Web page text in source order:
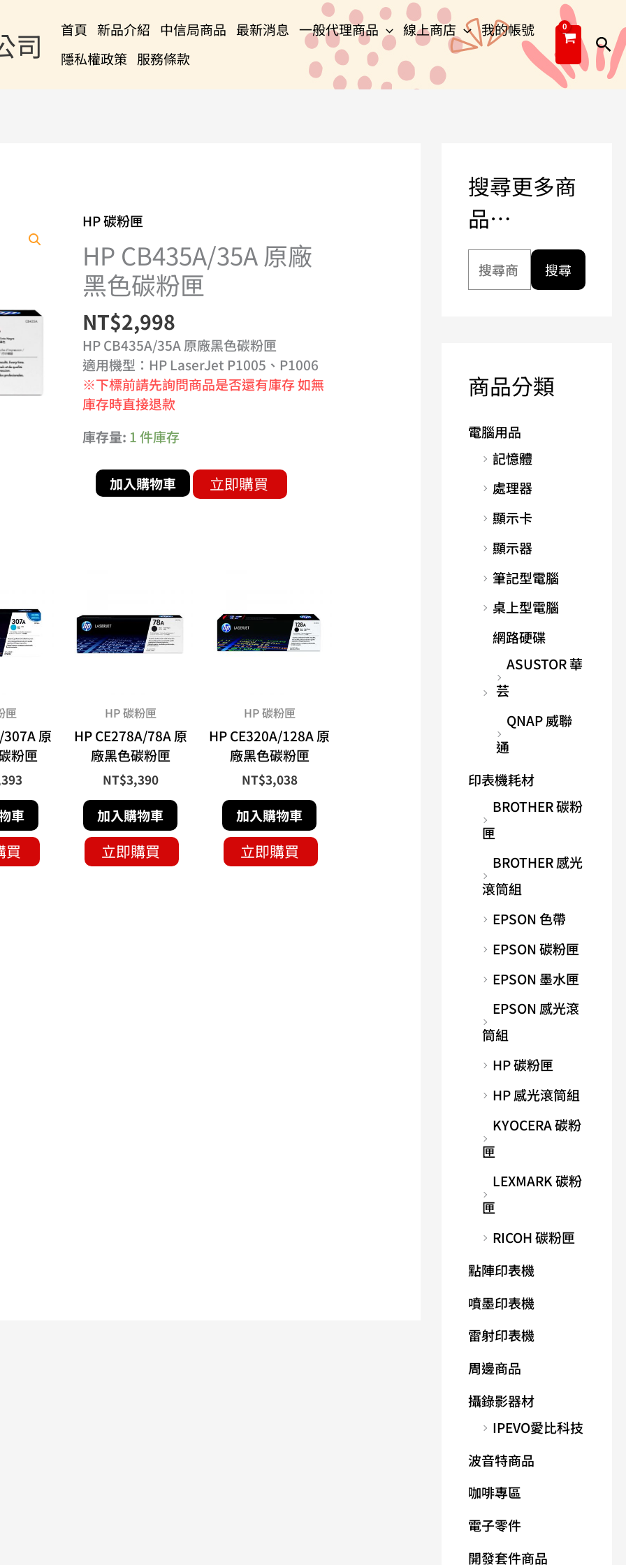
司 首頁 新品介紹 中信局商品 最新消息 一般代理商品 線上商店
我的帳號
隱私權政策 服務條款
搜
尋
HP 碳粉匣
HP CB435A/35A 原廠
黑色碳粉匣
NT$2,998
HP CB435A/35A 原廠黑色碳粉匣
適用機型：HP LaserJet P1005、P1006
※下標前請先詢問商品是否還有庫存 如無
庫存時直接退款
庫存量: 1 件庫存
HP
CB435A/35A
原
廠
黑
色
碳
粉
匣
數
加入購物車 立即購買
匣
原
粉匣
車
買
HP 碳粉匣
HP CE278A/78A 原
廠黑色碳粉匣
NT$3,390
加入購物車
立即購買
HP 碳粉匣
HP CE320A/128A 原
廠黑色碳粉匣
NT$3,038
加入購物車
立即購買
搜尋更多商
品…
尋
搜尋
商品分類
電腦用品
記憶體
處理器
顯示卡
顯示器
筆記型電腦
桌上型電腦
網路硬碟
ASUSTOR 華
芸
QNAP 威聯
通
印表機耗材
BROTHER 碳粉
匣
BROTHER 感光
滾筒組
EPSON 色帶
EPSON 碳粉匣
EPSON 墨水匣
EPSON 感光滾
筒組
HP 碳粉匣
HP 感光滾筒組
KYOCERA 碳粉
匣
LEXMARK 碳粉
匣
RICOH 碳粉匣
點陣印表機
噴墨印表機
雷射印表機
周邊商品
攝錄影器材
IPEVO愛比科技
波音特商品
咖啡專區
電子零件
開發套件商品